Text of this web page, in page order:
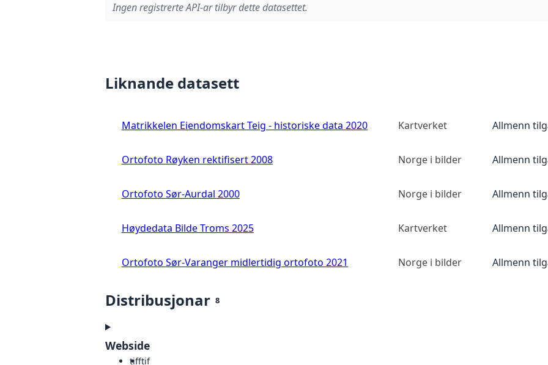
Ingen registrerte API-ar tilbyr dette datasettet.
Liknande datasett
Matrikkelen Eiendomskart Teig - historiske data 2020 Kartverket Allmenn
Ortofoto Røyken rektifisert 2008 Norge i bilder Allmenn
Ortofoto Sør-Aurdal 2000 Norge i bilder Allmenn
Høydedata Bilde Troms 2025 Kartverket Allmenn
Ortofoto Sør-Varanger midlertidig ortofoto 2021 Norge i bilder Allmenn
Distribusjonar 8
Webside
tifftif